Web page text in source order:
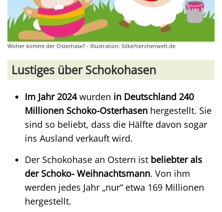
Woher kommt der Osterhase? - Illustration: Silke/tierchenwelt.de
Lustiges über Schokohasen
Im Jahr 2024wurden in Deutschland 240
Millionen Schoko-Osterhasen hergestellt. Sie
sind so beliebt, dass die Hälfte davon sogar
ins Ausland verkauft wird.
Der Schokohase an Ostern ist beliebter als
der Schoko- Weihnachtsmann. Von ihm
werden jedes Jahr „nur“ etwa 169 Millionen
hergestellt.